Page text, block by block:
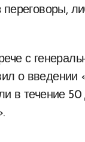
переговоры,
с
о введении
в течение 50